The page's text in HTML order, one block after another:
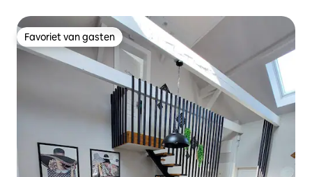
Favoriet van gasten
Favoriet van gasten